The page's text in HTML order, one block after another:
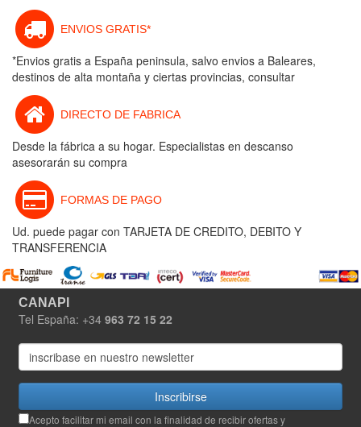
ENVIOS GRATIS*
*Envios gratis a España peninsula, salvo envios a Baleares,
destinos de alta montaña y ciertas provincias, consultar
DIRECTO DE FABRICA
Desde la fábrica a su hogar. Especialistas en descanso
asesorarán su compra
FORMAS DE PAGO
Ud. puede pagar con TARJETA DE CREDITO, DEBITO Y
TRANSFERENCIA
CANAPI
Tel España: +34 963 72 15 22
Inscribirse
Acepto facilitar mi email con la finalidad de recibir ofertas y